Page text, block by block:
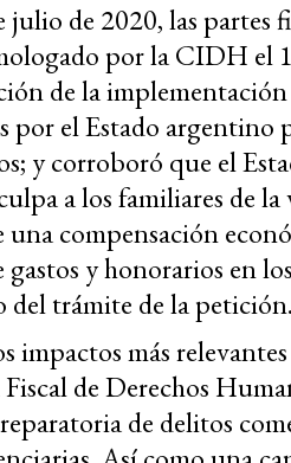
julio de 2020, las partes
por la CIDH el
de la
por el Estado argentino
y corroboró que el
a los familiares de
una compensación
gastos y honorarios en
del trámite de la petición.
impactos más
de Derechos
de delitos